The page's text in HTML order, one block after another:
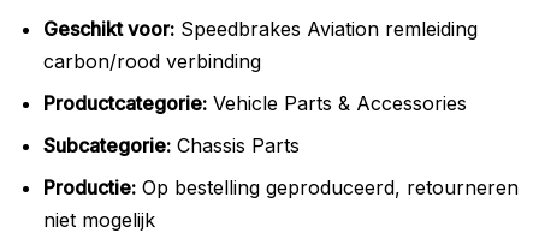
Geschikt voor:Speedbrakes Aviation remleiding
carbon/rood verbinding
Productcategorie:Vehicle Parts & Accessories
Subcategorie:Chassis Parts
Productie:Op bestelling geproduceerd, retourneren
niet mogelijk